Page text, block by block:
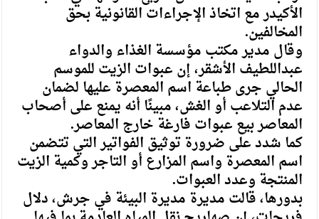
الأكيدر مع اتخاذ الإجراءات القانونية بحق
المخالفين.
وقال مدير مكتب مؤسسة الغذاء والدواء
عبداللطيف الأشقر، إن عبوات الزيت للموسم
الحالي جرى طباعة اسم المعصرة عليها لضمان
عدم التلاعب أو الغش، مبينًا أنه يمنع على أصحاب
المعاصر بيع عبوات فارغة خارج المعاصر.
كما شدد على ضرورة توثيق الفواتير التي تتضمن
اسم المعصرة واسم المزارع أو التاجر وكمية الزيت
المنتجة وعدد العبوات.
بدورها، قالت مديرة مديرة البيئة في جرش، دلال